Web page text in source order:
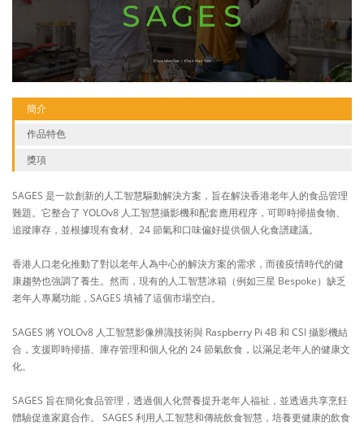
簡介
作品特色
獎項
SAGES 是一款創新的人工智慧驅動解決方案，旨在解決香港老年人的食品管理
難題。它整合了 YOLOv8 人工智慧攝影機和配套應用程序，可即時掃描食物、
追蹤庫存，並根據現有食材、24 節氣和口味偏好提供個人化食譜建議。
香港人口老化推動了對以老年人為中心的解決方案的需求，而後疫情時代的健
康趨勢也強調了養生。然而，現有的人工智慧冰箱（例如三星 Bespoke）缺乏
老年人專屬功能，SAGES 填補了這個市場空白。
SAGES 將 YOLOv8 人工智慧影像辨識技術與 Raspberry Pi 4B 和 CSI 攝影機結
合，支援即時掃描、庫存管理和個人化的 24 節氣飲食，以滿足老年人的健康文
化。
SAGES 旨在簡化食品管理，透過個人化營養提升老年人福祉，並透過共享烹飪
體驗促進家庭合作。 SAGES 利用人工智慧和傳統飲食智慧，培養更健康的飲食